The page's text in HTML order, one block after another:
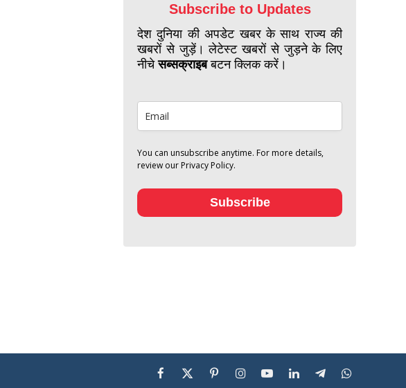
Subscribe to Updates
देश दुनिया की अपडेट खबर के साथ राज्य की
खबरों से जुड़ें। लेटेस्ट खबरों से जुड़ने के लिए
नीचेसब्सक्राइबबटन क्लिक करें।
You can unsubscribe anytime. For more details,
review our Privacy Policy.
Subscribe
Facebook
X PinterestInstagramYouTubeLinkedInTelegramWhatsApp